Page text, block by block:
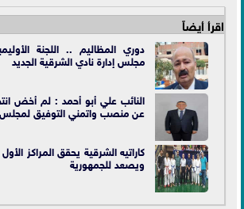
اقرأ أيضاً
دوري المظاليم .. اللجنة
مجلس إدارة نادي الشرقية الجديد
النائب علي أبو أحمد : لم أخض
عن منصب واتمني التوفيق
كاراتيه الشرقية يحقق المراكز
ويصعد للجمهورية